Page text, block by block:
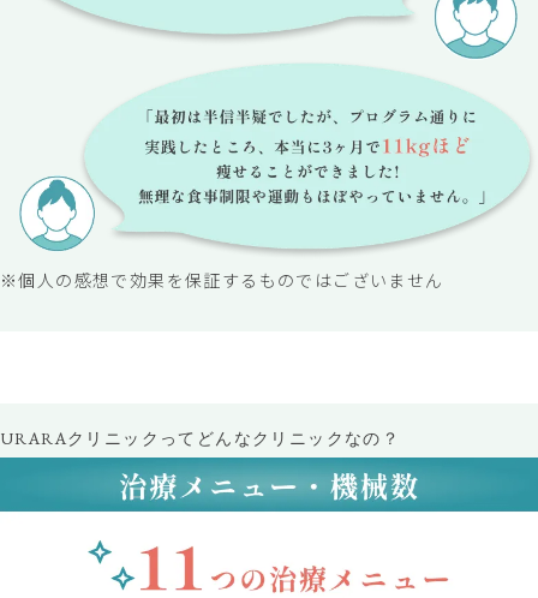
※個人の感想で効果を保証するものではございません
URARAクリニックってどんなクリニックなの？